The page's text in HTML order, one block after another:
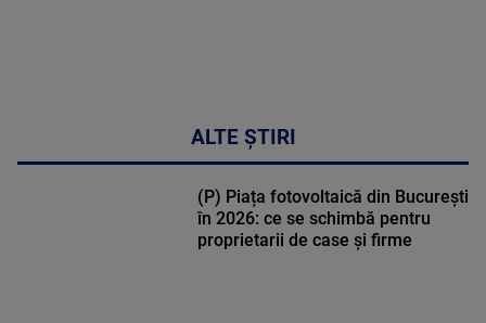
ALTE ȘTIRI
(P) Piața fotovoltaică din București
în 2026: ce se schimbă pentru
proprietarii de case și firme